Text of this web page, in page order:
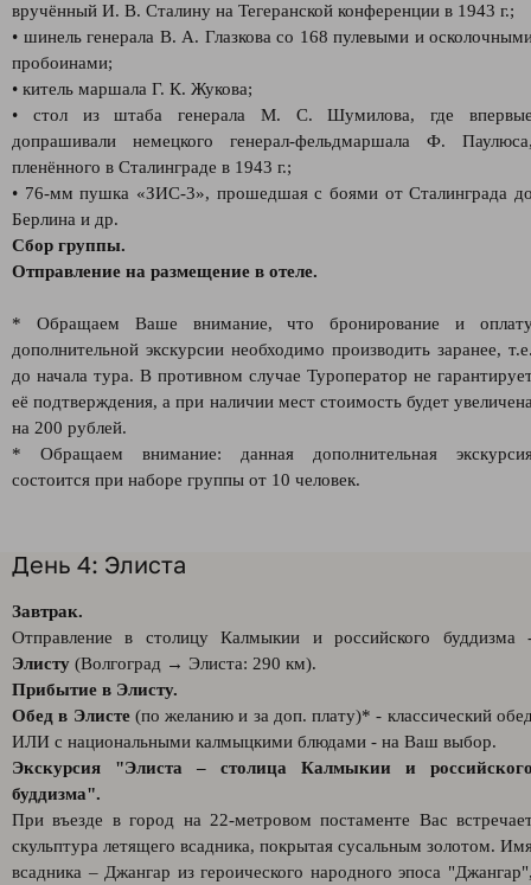
вручённый И. В. Сталину на Тегеранской конференции в 1943 г.;
• шинель генерала В. А. Глазкова со 168 пулевыми и
пробоинами;
• китель маршала Г. К. Жукова;
• стол из штаба генерала М. С. Шумилова, где
допрашивали немецкого генерал-фельдмаршала Ф.
пленённого в Сталинграде в 1943 г.;
• 76-мм пушка «ЗИС-3», прошедшая с боями от Сталинграда
Берлина и др.
Сбор группы.
Отправление на размещение в отеле.
* Обращаем Ваше внимание, что бронирование и
дополнительной экскурсии необходимо производить заранее,
до начала тура. В противном случае Туроператор не
её подтверждения, а при наличии мест стоимость будет
на 200 рублей.
* Обращаем внимание: данная дополнительная
состоится при наборе группы от 10 человек.
День 4: Элиста
Завтрак.
Отправление в столицу Калмыкии и российского буддизма
Элисту (Волгоград → Элиста: 290 км).
Прибытие в Элисту.
Обед в Элисте (по желанию и за доп. плату)* - классический
ИЛИ с национальными калмыцкими блюдами - на Ваш выбор.
Экскурсия "Элиста – столица Калмыкии и
буддизма".
При въезде в город на 22-метровом постаменте Вас
скульптура летящего всадника, покрытая сусальным золотом.
всадника – Джангар из героического народного эпоса